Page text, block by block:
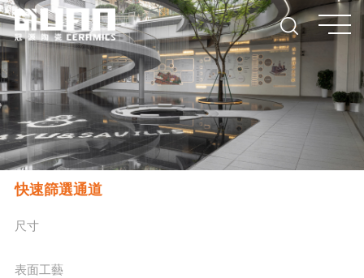
快速篩選通道
尺寸
表面工藝